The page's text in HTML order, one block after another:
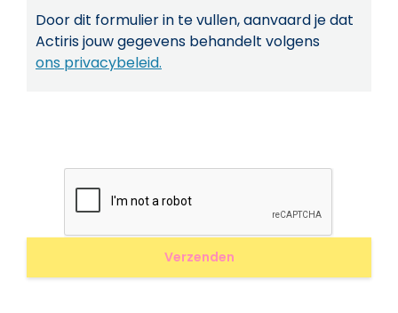
Door dit formulier in te vullen, aanvaard je dat
Actiris jouw gegevens behandelt volgens
ons privacybeleid.